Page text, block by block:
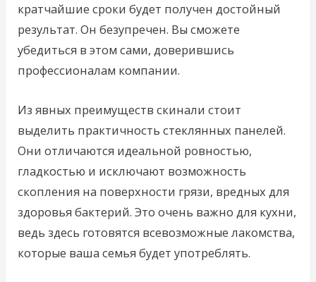
кратчайшие сроки будет получен достойный
результат. Он безупречен. Вы сможете
убедиться в этом сами, доверившись
профессионалам компании.
Из явных преимуществ скинали стоит
выделить практичность стеклянных панелей.
Они отличаются идеальной ровностью,
гладкостью и исключают возможность
скопления на поверхности грязи, вредных для
здоровья бактерий. Это очень важно для кухни,
ведь здесь готовятся всевозможные лакомства,
которые ваша семья будет употреблять.